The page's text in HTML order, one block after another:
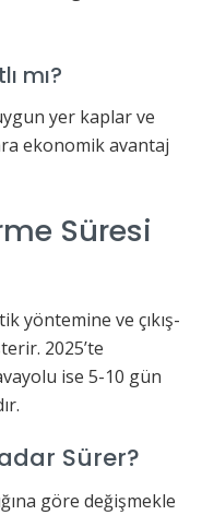
mı?
yer kaplar ve
ekonomik avantaj
Süresi
yöntemine ve çıkış-
2025’te
ise 5-10 gün
Sürer?
göre değişmekle